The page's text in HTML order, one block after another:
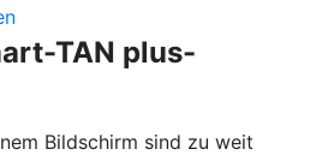
TAN plus-
Bildschirm sind zu weit